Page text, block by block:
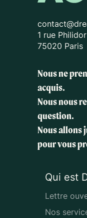
1 rue Philidor
75020 Paris
Nous ne
acquis.
Nous nous
question.
Nous allons
pour vous
Qui est
Lettre
Nos